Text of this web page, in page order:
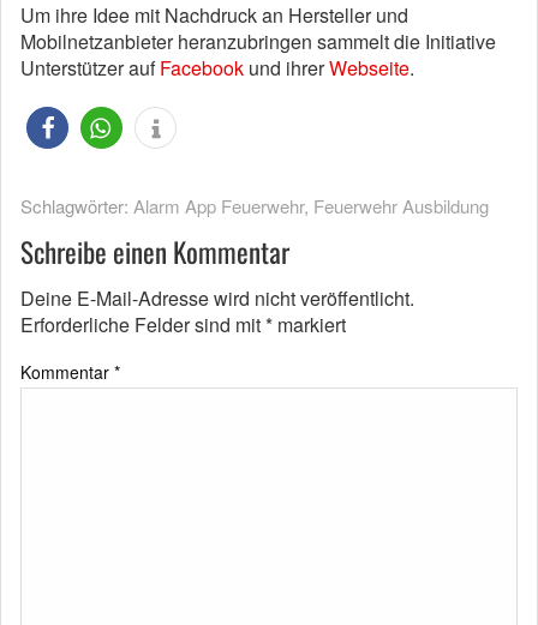
Um ihre Idee mit Nachdruck an Hersteller und
Mobilnetzanbieter heranzubringen sammelt die Initiative
Unterstützer aufFacebook und ihrerWebseite.
Schlagwörter: Alarm App Feuerwehr, Feuerwehr Ausbildung
Schreibe einen Kommentar
Deine E-Mail-Adresse wird nicht veröffentlicht.
Erforderliche Felder sind mit* markiert
Kommentar *